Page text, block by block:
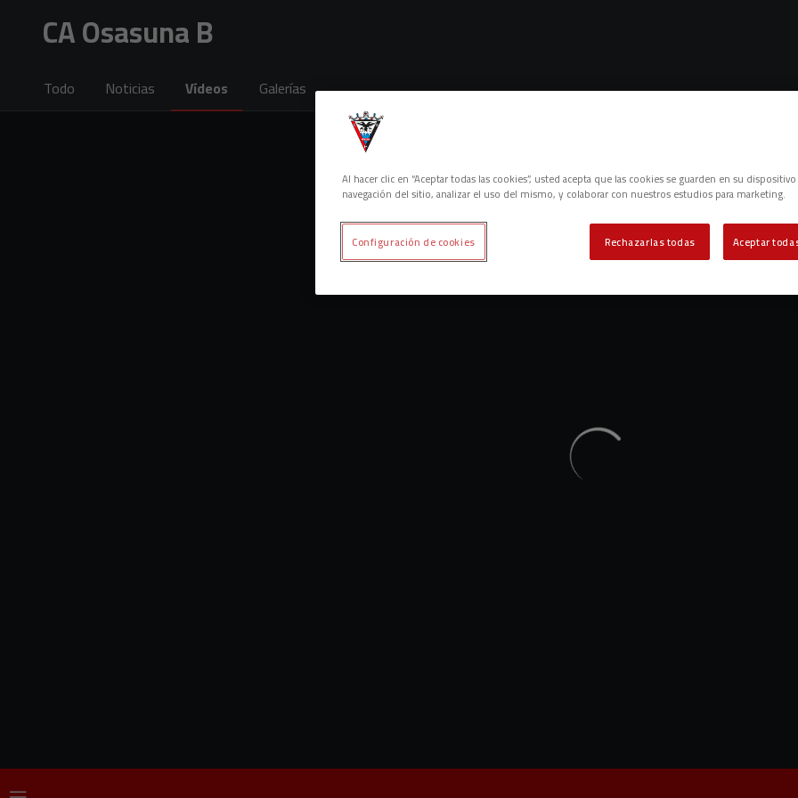
CA Osasuna B
Todo Noticias Vídeos Galerías
Lo sentimos, no hemos encontrado nada.
Intenta otra búsqueda.
Al hacer clic en “Aceptar todas las cookies”, usted acepta que las cookies se guarden en su
navegación del sitio, analizar el uso del mismo, y colaborar con nuestros estudios para marketing.
Rechazarlas todas Aceptar
Configuración de cookies